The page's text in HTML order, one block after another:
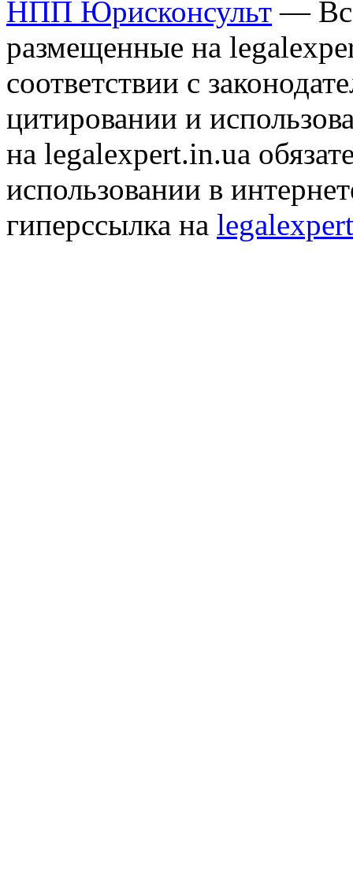
НПП Юрисконсульт —
размещенные на
соответствии с
цитировании и
на legalexpert.in.ua
использовании в
гиперссылка на